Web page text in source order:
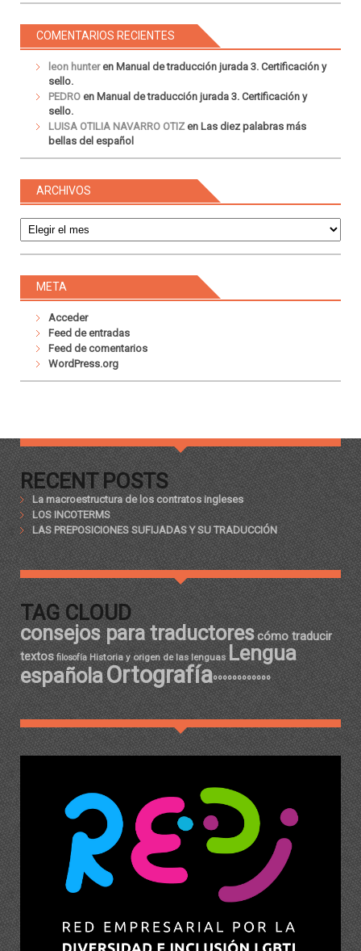
COMENTARIOS RECIENTES
leon hunteren Manual de traducción jurada 3. Certificación y
sello.
PEDRO en Manual de traducción jurada 3. Certificación y
sello.
LUISA OTILIA NAVARRO OTIZ en Las diez palabras más
bellas del español
ARCHIVOS
META
Acceder
Feed de entradas
Feed de comentarios
WordPress.org
RECENT POSTS
La macroestructura de los contratos ingleses
LOS INCOTERMS
LAS PREPOSICIONES SUFIJADAS Y SU TRADUCCIÓN
TAG CLOUD
consejos para traductorescómo traducir
textos filosofía Historia y origen de las lenguas Lengua
españolaOrtografíaºººººººººººº